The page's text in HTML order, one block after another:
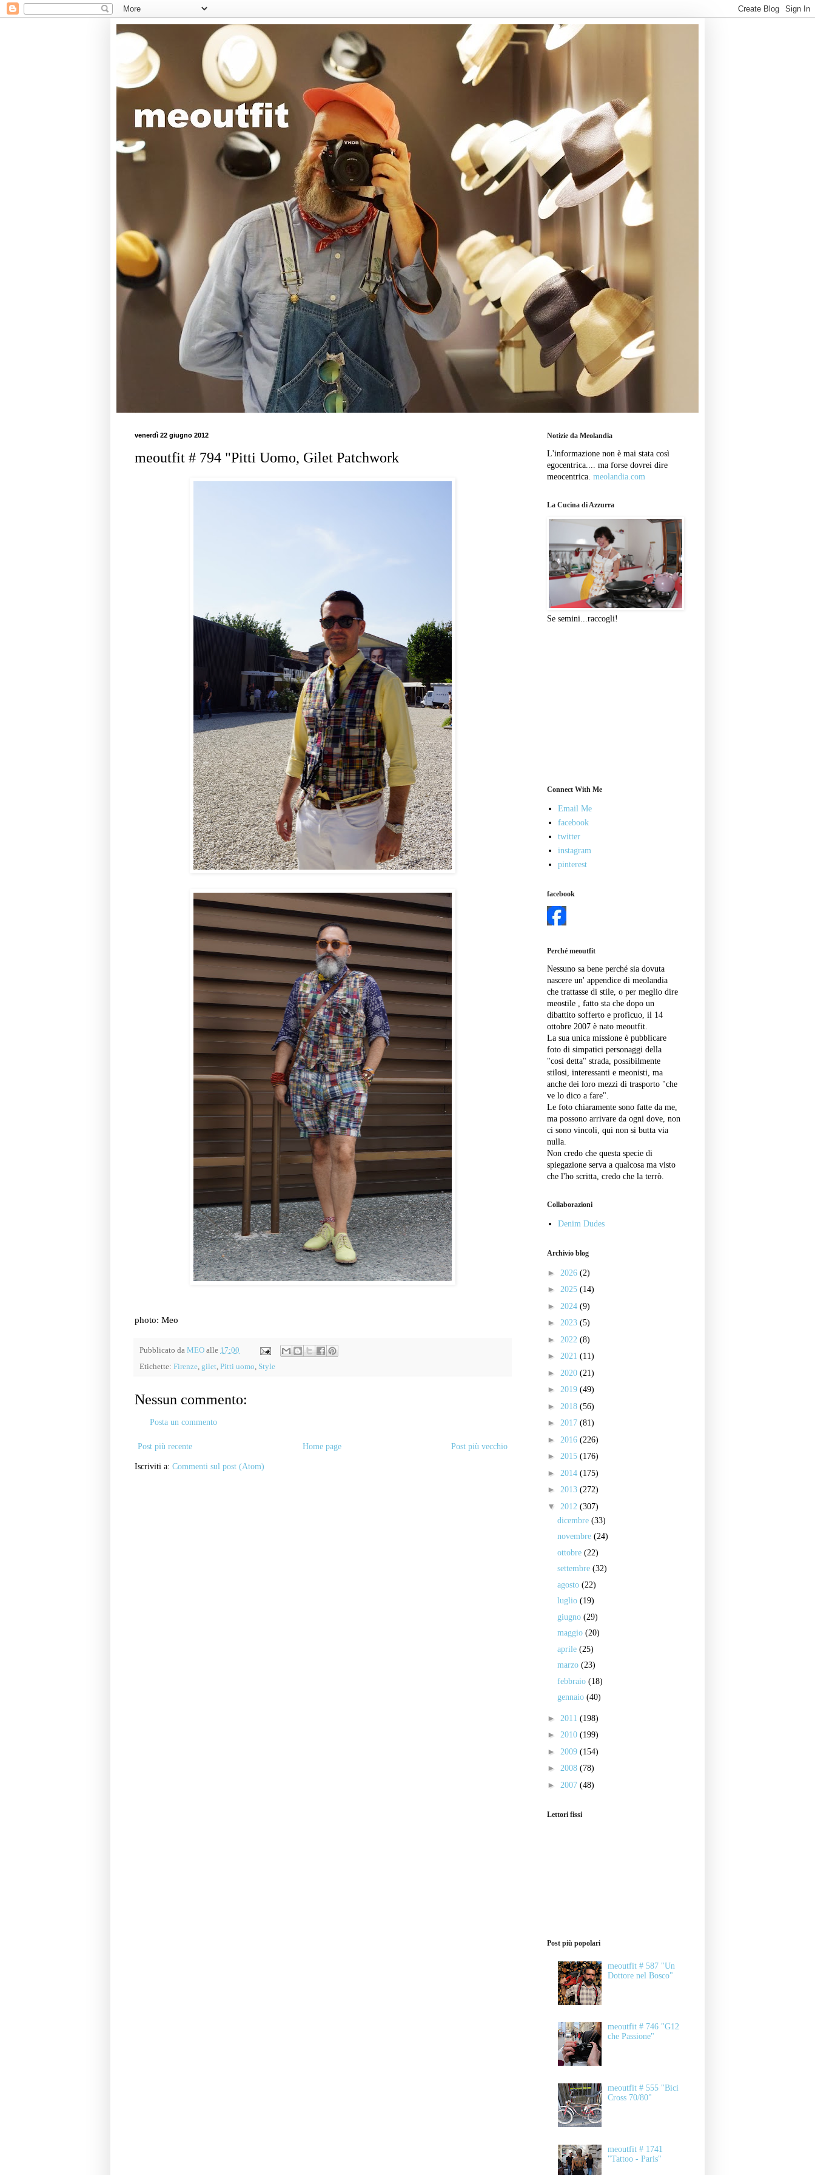
venerdì 22 giugno 2012
meoutfit # 794 "Pitti Uomo, Gilet Patchwork
photo: Meo
Pubblicato da MEO alle 17:00
Etichette: Firenze, gilet, Pitti uomo, Style
Nessun commento:
Posta un commento
Post più recente Post più vecchio
Home page
Iscriviti a: Commenti sul post (Atom)
Notizie da Meolandia
L'informazione non è mai stata così
egocentrica.... ma forse dovrei dire
meocentrica. meolandia.com
La Cucina di Azzurra
Se semini...raccogli!
Connect With Me
Email Me
facebook
twitter
instagram
pinterest
facebook
Perché meoutfit
Nessuno sa bene perché sia dovuta
nascere un' appendice di meolandia
che trattasse di stile, o per meglio dire
meostile , fatto sta che dopo un
dibattito sofferto e proficuo, il 14
ottobre 2007 è nato meoutfit.
La sua unica missione è pubblicare
foto di simpatici personaggi della
"così detta" strada, possibilmente
stilosi, interessanti e meonisti, ma
anche dei loro mezzi di trasporto "che
ve lo dico a fare".
Le foto chiaramente sono fatte da me,
ma possono arrivare da ogni dove, non
ci sono vincoli, qui non si butta via
nulla.
Non credo che questa specie di
spiegazione serva a qualcosa ma visto
che l'ho scritta, credo che la terrò.
Collaborazioni
Denim Dudes
Archivio blog
► 2026 (2)
► 2025 (14)
► 2024 (9)
► 2023 (5)
► 2022 (8)
► 2021 (11)
► 2020 (21)
► 2019 (49)
► 2018 (56)
► 2017 (81)
► 2016 (226)
► 2015 (176)
► 2014 (175)
► 2013 (272)
▼ 2012 (307)
dicembre (33)
novembre (24)
ottobre (22)
settembre (32)
agosto (22)
luglio (19)
giugno (29)
maggio (20)
aprile (25)
marzo (23)
febbraio (18)
gennaio (40)
► 2011 (198)
► 2010 (199)
► 2009 (154)
► 2008 (78)
► 2007 (48)
Lettori fissi
Post più popolari
meoutfit # 587 "Un
Dottore nel Bosco"
meoutfit # 746 "G12
che Passione"
meoutfit # 555 "Bici
Cross 70/80"
meoutfit # 1741
"Tattoo - Paris"